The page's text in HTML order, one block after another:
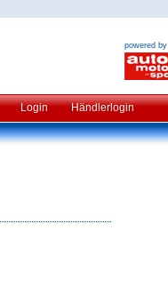
powered by
Login Händlerlogin